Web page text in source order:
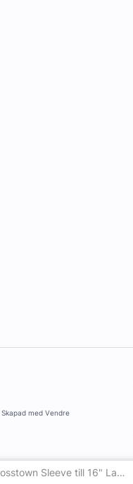
Incase Crosstown Sleeve till 16" Laptop Svart
Skapad med Vendre